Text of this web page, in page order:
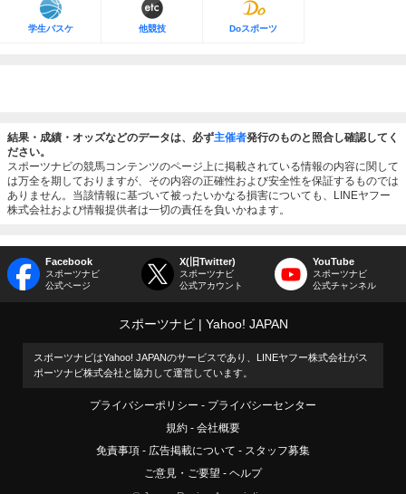
学生バスケ 他競技 Doスポーツ
結果・成績・オッズなどのデータは、必ず主催者発行のものと照合し確認してく
ださい。
スポーツナビの競馬コンテンツのページ上に掲載されている情報の内容に関して
は万全を期しておりますが、その内容の正確性および安全性を保証するものでは
ありません。当該情報に基づいて被ったいかなる損害についても、LINEヤフー
株式会社および情報提供者は一切の責任を負いかねます。
Facebook
スポーツナビ
公式ページ
X(旧Twitter)
スポーツナビ
公式アカウント
YouTube
スポーツナビ
公式チャンネル
スポーツナビ Yahoo! JAPAN
スポーツナビはYahoo! JAPANのサービスであり、LINEヤフー株式会社がス
ポーツナビ株式会社と協力して運営しています。
プライバシーポリシー
プライバシーセンター
規約
会社概要
免責事項
広告掲載について
スタッフ募集
ご意見・ご要望
ヘルプ